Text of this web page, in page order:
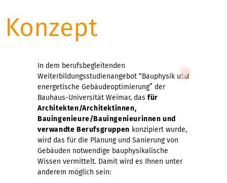
Konzept
In dem berufsbegleitenden
Weiterbildungsstudienangebot “Bauphysik und
energetische Gebäudeoptimierung” der
Bauhaus-Universität Weimar, das für
Architekten/Architektinnen,
Bauingenieure/Bauingenieurinnen und
verwandte Berufsgruppen konzipiert wurde,
wird das für die Planung und Sanierung von
Gebäuden notwendige bauphysikalische
Wissen vermittelt. Damit wird es Ihnen unter
anderem möglich sein: